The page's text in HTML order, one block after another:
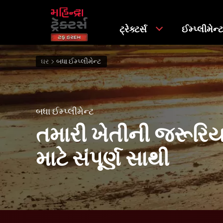
ટ્રેક્ટર્સ
ઘર બધા ઈમ્પ્લીમેન્ટ
બધા ઈમ્પ્લીમેન્ટ
તમારી ખેતીની
માટે સંપૂર્ણ સાથી